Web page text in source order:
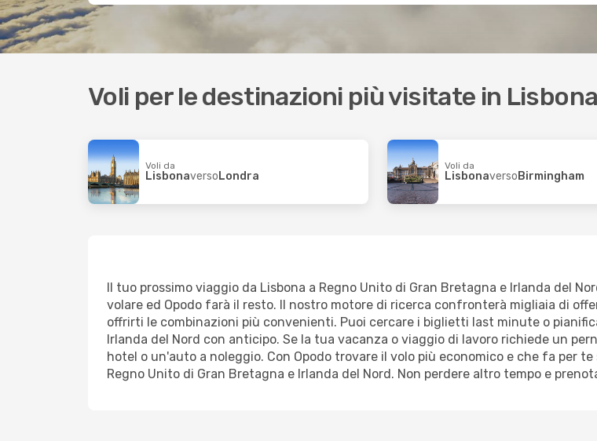
Voli per le destinazioni più visitate in Lisbona
Voli da
LisbonaversoLondra
Voli da
Lisbonaverso Birmingham
Il tuo prossimo viaggio da Lisbona a Regno Unito di Gran Bretagna e Irlanda del
volare ed Opodo farà il resto. Il nostro motore di ricerca confronterà migliaia di
offrirti le combinazioni più convenienti. Puoi cercare i biglietti last minute o
Irlanda del Nord con anticipo. Se la tua vacanza o viaggio di lavoro richiede un
hotel o un'auto a noleggio. Con Opodo trovare il volo più economico e che fa per
Regno Unito di Gran Bretagna e Irlanda del Nord. Non perdere altro tempo e